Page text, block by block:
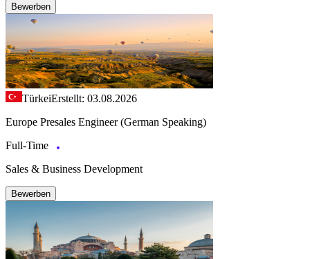
Bewerben
TürkeiErstellt: 03.08.2026
Europe Presales Engineer (German Speaking)
Full-Time
Sales & Business Development
Bewerben